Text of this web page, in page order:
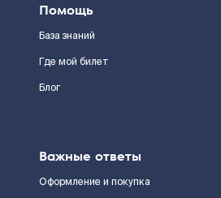
Помощь
База знаний
Где мой билет
Блог
Важные ответы
Оформление и покупка